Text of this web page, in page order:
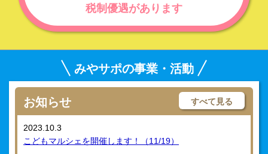
税制優遇があります
みやサポの事業・活動
お知らせ すべて見る
2023.10.3
こどもマルシェを開催します！（11/19）